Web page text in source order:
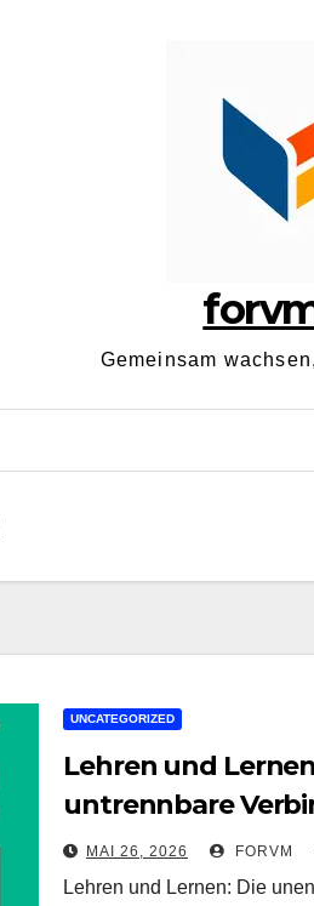
Gemeinsam
UNCATEGORIZED
Lehren und
untrennbare
intellektuellen
MAI 26, 2026 FORVM
Lehren und Lernen: Die